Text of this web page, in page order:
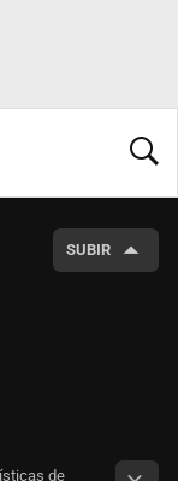
SUBIR
de